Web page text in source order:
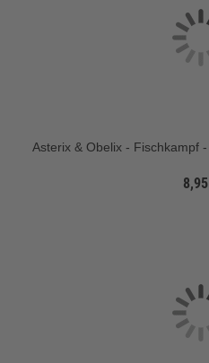
Asterix & Obelix - Fischkampf